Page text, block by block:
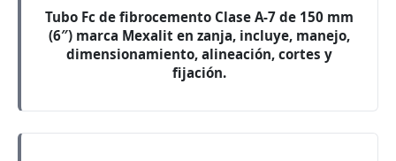
Tubo Fc de fibrocemento Clase A-7 de 150 mm
(6″) marca Mexalit en zanja, incluye, manejo,
dimensionamiento, alineación, cortes y
fijación.